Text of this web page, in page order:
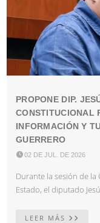
PROPONE DIP.
CONSTITUCIONAL
INFORMACIÓN Y
GUERRERO
02 DE JUL. DE 2026
Durante la sesión de
Estado, el diputado
LEER MÁS